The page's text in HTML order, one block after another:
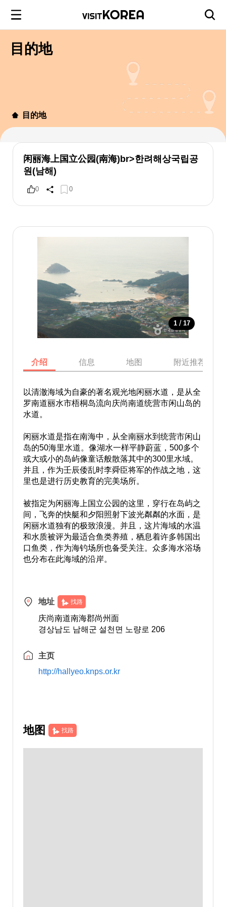
目的地
目的地
闲丽海上国立公园(南海)br>한려해상국립공
원(남해)
0 0
1 / 17
介绍 信息 地图 附近推荐景点
以清澈海域为自豪的著名观光地闲丽水道，是从全
罗南道丽水市梧桐岛流向庆尚南道统营市闲山岛的
水道。
闲丽水道是指在南海中，从全南丽水到统营市闲山
岛的50海里水道。像湖水一样平静蔚蓝，500多个
或大或小的岛屿像童话般散落其中的300里水域。
并且，作为壬辰倭乱时李舜臣将军的作战之地，这
里也是进行历史教育的完美场所。
被指定为闲丽海上国立公园的这里，穿行在岛屿之
间，飞奔的快艇和夕阳照射下波光粼粼的水面，是
闲丽水道独有的极致浪漫。并且，这片海域的水温
和水质被评为最适合鱼类养殖，栖息着许多韩国出
口鱼类，作为海钓场所也备受关注。众多海水浴场
也分布在此海域的沿岸。
地址 找路
庆尚南道南海郡尚州面
경상남도 남해군 설천면 노량로 206
主页
http://hallyeo.knps.or.kr
地图 找路